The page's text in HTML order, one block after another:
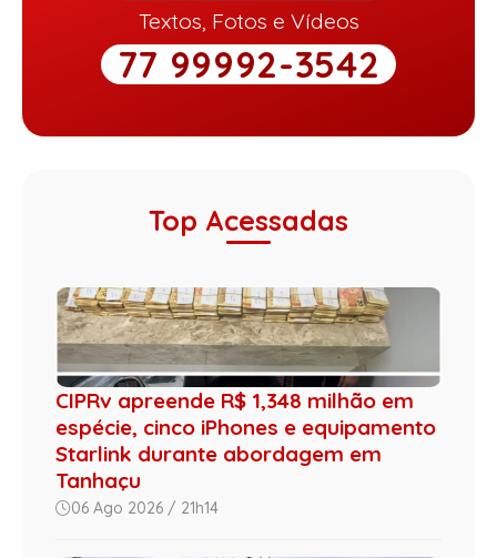
Textos, Fotos e Vídeos
77 99992-3542
Top Acessadas
CIPRv apreende R$ 1,348 milhão em
espécie, cinco iPhones e equipamento
Starlink durante abordagem em
Tanhaçu
06 Ago 2026 / 21h14